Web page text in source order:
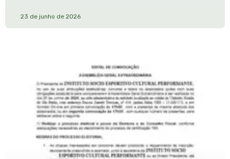
23 de junho de 2026